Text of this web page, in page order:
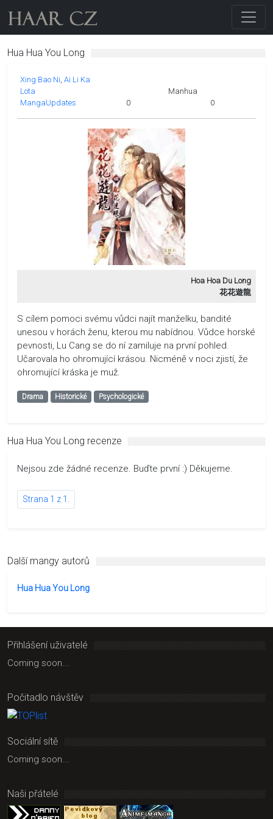
Hua Hua You Long
Xing Bao Ni Ai Li Ka
Lota
Manhua
MangaUpdates
0 0
Hoa Hoa Du Long
花花遊龍
S cílem pomoci svému vůdci najít manželku, bandité
unesou v horách ženu, kterou mu nabídnou. Vůdce horské
pevnosti, Lu Cang se do ní zamiluje na první pohled.
Učarovala ho ohromující krásou. Nicméně v noci zjistí, že
ohromující kráska je muž.
Drama Historické Psychologické
Hua Hua You Long recenze
Nejsou zde žádné recenze. Buďte první :) Děkujeme.
Strana 1 z 1.
Další mangy autorů
Hua Hua You Long
Přihlášení uživatelé
Coming soon...
Počitadlo návštěv
Sociální sítě
Coming soon...
Naši přátelé